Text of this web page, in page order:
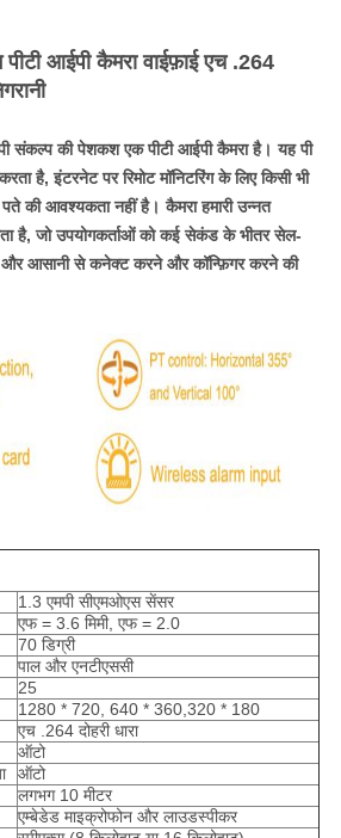
पीटी आईपी कैमरा वाईफ़ाई एच .264
संकल्प की पेशकश एक पीटी आईपी कैमरा है। यह पी
है, इंटरनेट पर रिमोट मॉनिटरिंग के लिए किसी भी
पते की आवश्यकता नहीं है। कैमरा हमारी उन्नत
है, जो उपयोगकर्ताओं को कई सेकंड के भीतर सेल-
और आसानी से कनेक्ट करने और कॉन्फ़िगर करने की
1.3 एमपी सीएमओएस सेंसर
एफ = 3.6 मिमी, एफ = 2.0
70 डिग्री
पाल और एनटीएससी
25
1280 * 720, 640 * 360,320 * 180
एच .264 दोहरी धारा
ऑटो
ऑटो
लगभग 10 मीटर
एम्बेडेड माइक्रोफोन और लाउडस्पीकर